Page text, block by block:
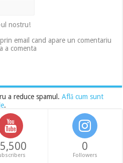
ul nostru!
email cand apare un comentariu
a comenta
a reduce spamul.Află cum sunt
.
0
Followers